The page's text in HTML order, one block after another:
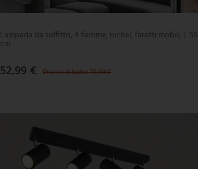
Lampada da soffitto, 4 fiamme, nichel, faretti mobili, L 56
cm
52,99 € Prezzo di listino 79,99 €